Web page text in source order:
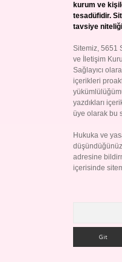
kurum ve
tesadüfidir.
tavsiye
Sitemiz, 5651
ve İletişim
Sağlayıcı
içerikleri
yazdıkları
üye olarak bu
Hukuka ve
adresine
içerisinde